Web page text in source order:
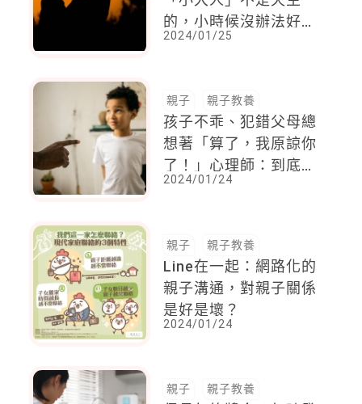
的，小時候沒辦法好好
當小孩，而長大也不能
2024/01/25
親子 親子教養
孩子不乖、犯錯父母總
想著「算了，我原諒你
了！」心理師：到底誰
原諒誰更多？還很難說
2024/01/24
親子 親子教養
Line在一起：網路化的
親子溝通，對親子關係
是好是壞？
2024/01/24
親子 親子教養